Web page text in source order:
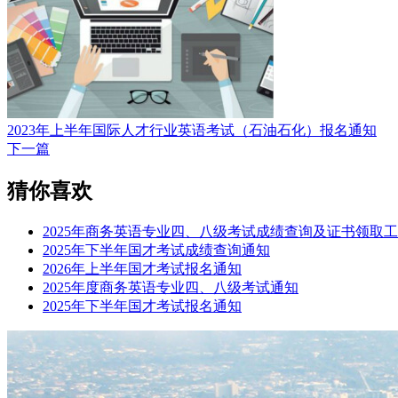
2023年上半年国际人才行业英语考试（石油石化）报名通知
下一篇
猜你喜欢
2025年商务英语专业四、八级考试成绩查询及证书领取
2025年下半年国才考试成绩查询通知
2026年上半年国才考试报名通知
2025年度商务英语专业四、八级考试通知
2025年下半年国才考试报名通知